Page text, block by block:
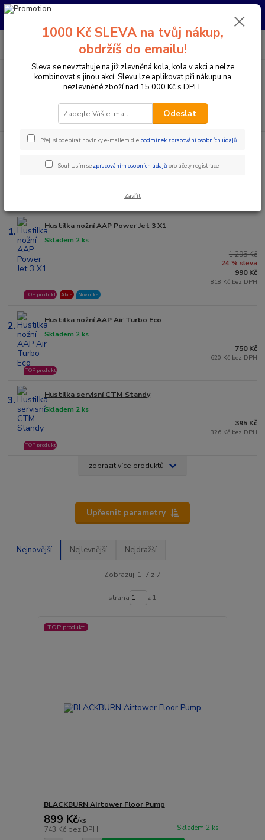
Pro nachystání kola / doplňků na prodejně si prosím zavolejte dopředu.
Menu
CZK
PO-PÁ 10:00-17:00 | SO: 9:00-12:00
Doplňky a helmy Pumpy / Hustilky mini Nožní pumpy
Nožní pumpy
1. Hustilka nožní AAP Power Jet 3 X1
Skladem 2 ks
TOP produkt Akce Novinka
1 295 Kč
24 % sleva
990 Kč
818 Kč bez DPH
2. Hustilka nožní AAP Air Turbo Eco
Skladem 2 ks
TOP produkt
750 Kč
620 Kč bez DPH
3. Hustilka servisní CTM Standy
Skladem 2 ks
TOP produkt
395 Kč
326 Kč bez DPH
zobrazit více produktů
Upřesnit parametry
Nejnovější Nejlevnější Nejdražší
Zobrazuji 1-7 z 7
strana z 1
TOP produkt
BLACKBURN Airtower Floor Pump
899 Kč/ks
743 Kč bez DPH Skladem 2 ks
1000 Kč SLEVA na tvůj nákup,
obdržíš do emailu!
Sleva se nevztahuje na již zlevněná kola, kola v akci a nelze
kombinovat s jinou akcí. Slevu lze aplikovat při nákupu na
nezlevněné zboží nad 15.000 Kč s DPH.
Odeslat
Přeji si odebírat novinky e-mailem dle podmínek zpracování osobních údajů.
Souhlasím se zpracováním osobních údajů pro účely registrace.
Zavřít